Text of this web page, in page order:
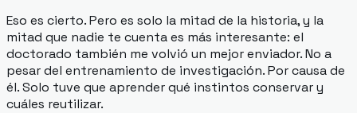
Eso es cierto. Pero es solo la mitad de la historia, y la
mitad que nadie te cuenta es más interesante: el
doctorado también me volvió un mejorenviador. No a
pesar del entrenamiento de investigación. Por causa de
él. Solo tuve que aprender qué instintos conservar y
cuáles reutilizar.